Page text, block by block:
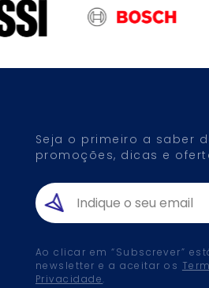
Seja o primeiro a saber
promoções, dicas e
Ao clicar em “Subscrever”
newsletter e a aceitar os
Privacidade.